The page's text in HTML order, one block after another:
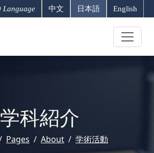
Language 中文 日本語 English
学科紹介
Pages About 学術活動